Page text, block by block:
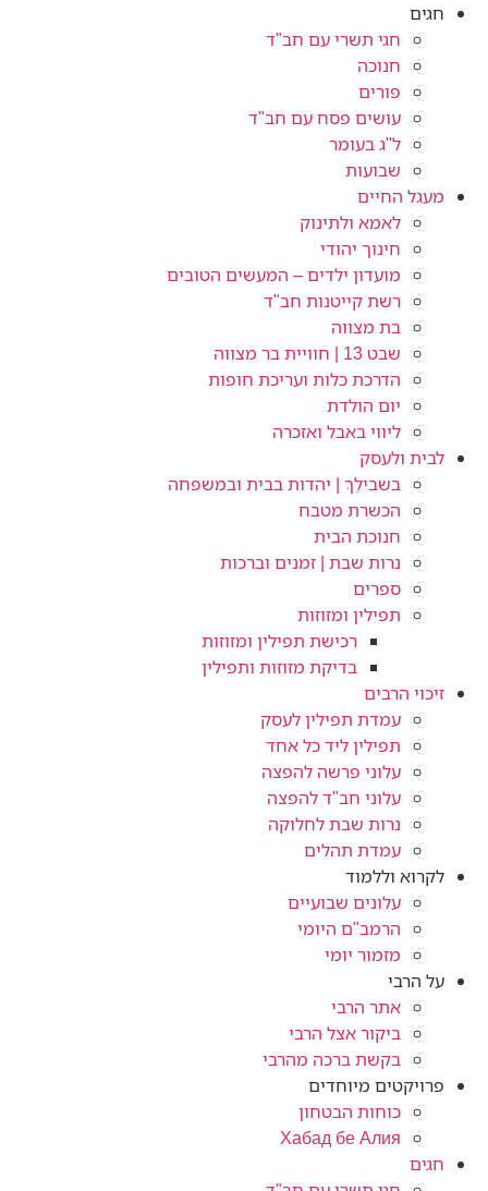
חגים
חגי תשרי עם חב"ד
חנוכה
פורים
עושים פסח עם חב"ד
ל"ג בעומר
שבועות
מעגל החיים
לאמא ולתינוק
חינוך יהודי
מועדון ילדים – המעשים הטובים
רשת קייטנות חב"ד
בת מצווה
שבט 13 | חוויית בר מצווה
הדרכת כלות ועריכת חופות​
יום הולדת
ליווי באבל ואזכרה
לבית ולעסק
בשבילֵךְ | יהדות בבית ובמשפחה
הכשרת מטבח
חנוכת הבית
נרות שבת | זמנים וברכות
ספרים
תפילין ומזוזות
רכישת תפילין ומזוזות
בדיקת מזוזות ותפילין
זיכוי הרבים
עמדת תפילין לעסק
תפילין ליד כל אחד
עלוני פרשה להפצה
עלוני חב"ד להפצה
נרות שבת לחלוקה
עמדת תהלים
לקרוא וללמוד
עלונים שבועיים
הרמב"ם היומי
מזמור יומי
על הרבי
אתר הרבי
ביקור אצל הרבי
בקשת ברכה מהרבי
פרויקטים מיוחדים
כוחות הבטחון
Хабад бе Алия
חגים